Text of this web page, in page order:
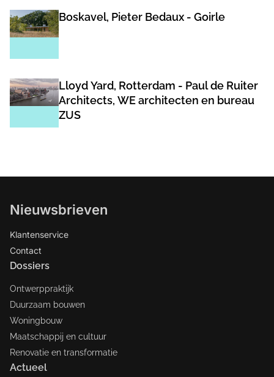
Boskavel, Pieter Bedaux - Goirle
Lloyd Yard, Rotterdam - Paul de Ruiter
Architects, WE architecten en bureau
ZUS
Nieuwsbrieven
Klantenservice
Contact
Dossiers
Ontwerppraktijk
Duurzaam bouwen
Woningbouw
Maatschappij en cultuur
Renovatie en transformatie
Actueel